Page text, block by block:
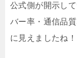
公式側が開示し
バー率・通信品
に見えましたね！